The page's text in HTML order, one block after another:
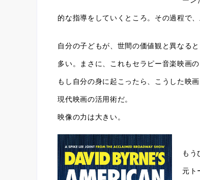
的な指導をしていくところ。その過程で
自分の子どもが、世間の価値観と異なる
多い。まさに、これもセラピー音楽映画の
もし自分の身に起こったら、こうした映
現代映画の活用術だ。
映像の力は大きい。
もう
元ト